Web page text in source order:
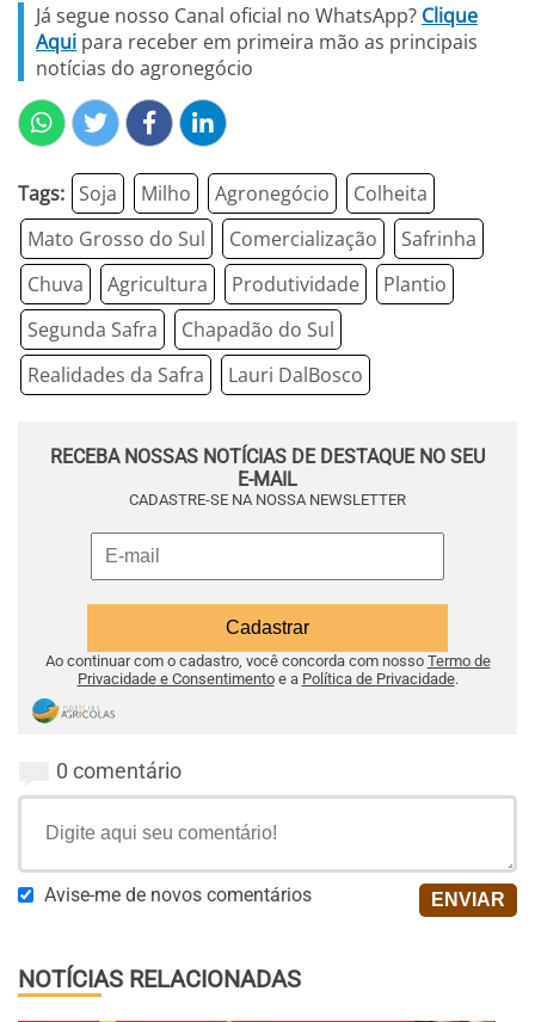
Já segue nosso Canal oficial no WhatsApp? Clique
Aqui para receber em primeira mão as principais
notícias do agronegócio
Tags: Soja Milho Agronegócio
Colheita
Mato Grosso do Sul
Comercialização
Safrinha
Chuva
Agricultura Produtividade
Plantio
Segunda Safra
Chapadão do Sul
Realidades da Safra
Lauri DalBosco
RECEBA NOSSAS NOTÍCIAS DE DESTAQUE NO SEU
E-MAIL
CADASTRE-SE NA NOSSA NEWSLETTER
Ao continuar com o cadastro, você concorda com nosso Termo de
Privacidade e Consentimentoe a Política de Privacidade.
0 comentário
Avise-me de novos comentários
NOTÍCIAS RELACIONADAS